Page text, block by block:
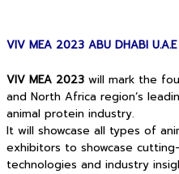
VIV MEA 2023 ABU DHABI U.A.E
VIV MEA 2023 will mark the
and North Africa region’s
animal protein industry.
It will showcase all types of
exhibitors to showcase
technologies and industry